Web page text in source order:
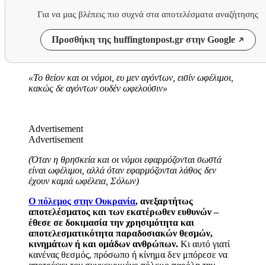
Για να μας βλέπεις πιο συχνά στα αποτελέσματα αναζήτησης
Προσθήκη της huffingtonpost.gr στην Google
«Το θείον και οι νόμοι, ευ μεν αγόντων, εισίν ωφέλιμοι,
κακώς δε αγόντων ουδέν ωφελούσιν»
Advertisement
Advertisement
(Όταν η θρησκεία και οι νόμοι εφαρμόζονται σωστά
είναι ωφέλιμοι, αλλά όταν εφαρμόζονται λάθος δεν
έχουν καμιά ωφέλεια, Σόλων)
Ο πόλεμος στην Ουκρανία, ανεξαρτήτως
αποτελέσματος και των εκατέρωθεν ευθυνών –
έθεσε σε δοκιμασία την χρησιμότητα και
αποτελεσματικότητα παραδοσιακών θεσμών,
κινημάτων ή και ομάδων ανθρώπων. Κι αυτό γιατί
κανένας θεσμός, πρόσωπο ή κίνημα δεν μπόρεσε να